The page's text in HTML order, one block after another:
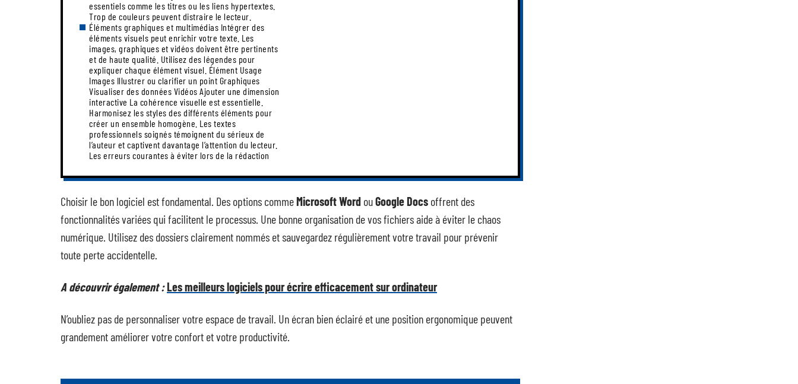
essentiels comme les titres ou les liens hypertextes.
Trop de couleurs peuvent distraire le lecteur.
Éléments graphiques et multimédias Intégrer des
éléments visuels peut enrichir votre texte. Les
images, graphiques et vidéos doivent être pertinents
et de haute qualité. Utilisez des légendes pour
expliquer chaque élément visuel. Élément Usage
Images Illustrer ou clarifier un point Graphiques
Visualiser des données Vidéos Ajouter une dimension
interactive La cohérence visuelle est essentielle.
Harmonisez les styles des différents éléments pour
créer un ensemble homogène. Les textes
professionnels soignés témoignent du sérieux de
l’auteur et captivent davantage l’attention du lecteur.
Les erreurs courantes à éviter lors de la rédaction
Choisir le bon logiciel est fondamental. Des options commeMicrosoft Word ouGoogle Docs offrent des
fonctionnalités variées qui facilitent le processus. Une bonne organisation de vos fichiers aide à éviter le chaos
numérique. Utilisez des dossiers clairement nommés et sauvegardez régulièrement votre travail pour prévenir
toute perte accidentelle.
A découvrir également :Les meilleurs logiciels pour écrire efficacement sur ordinateur
N’oubliez pas de personnaliser votre espace de travail. Un écran bien éclairé et une position ergonomique peuvent
grandement améliorer votre confort et votre productivité.